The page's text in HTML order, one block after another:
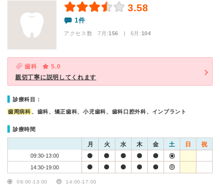
3.58
1件
アクセス数 7月:156 | 6月:104
歯科
5.0
親切丁寧に説明してくれます
診療科目：
歯周病科 、歯科、矯正歯科、小児歯科、歯科口腔外科、インプラント
診療時間
月 火 水 木 金 土 日 祝
09:30-13:00
14:30-19:00
09:00-13:00 14:00-17:00